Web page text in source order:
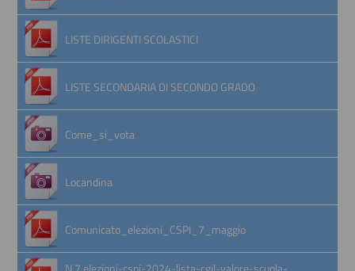
LISTE DIRIGENTI SCOLASTICI
LISTE SECONDARIA DI SECONDO GRADO
Come_si_vota
Locandina
Comunicato_elezioni_CSPI_7_maggio